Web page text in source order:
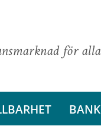
för alla
BANK